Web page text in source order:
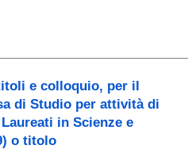
e colloquio, per il
di Studio per attività di
in Scienze e
o titolo